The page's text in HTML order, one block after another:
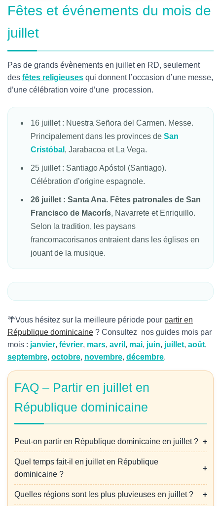
Fêtes et événements du mois de
juillet
Pas de grands évènements en juillet en RD, seulement
des fêtes religieuses qui donnent l’occasion d’une messe,
d’une célébration voire d’une procession.
16 juillet : Nuestra Señora del Carmen. Messe.
Principalement dans les provinces de San
Cristóbal , Jarabacoa et La Vega.
25 juillet : Santiago Apóstol (Santiago).
Célébration d’origine espagnole.
26 juillet : Santa Ana. Fêtes patronales de San
Francisco de Macorís, Navarrete et Enriquillo.
Selon la tradition, les paysans
francomacorisanos entraient dans les églises en
jouant de la musique.
🌴Vous hésitez sur la meilleure période pour partir en
République dominicaine ? Consultez nos guides mois par
mois : janvier, février, mars, avril , mai, juin, juillet, août,
septembre, octobre, novembre, décembre.
FAQ – Partir en juillet en
République dominicaine
Peut-on partir en République dominicaine en juillet ?
Quel temps fait-il en juillet en République
dominicaine ?
Quelles régions sont les plus pluvieuses en juillet ?